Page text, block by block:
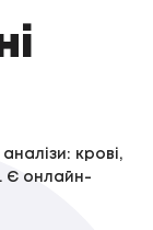
крові,
Є онлайн-